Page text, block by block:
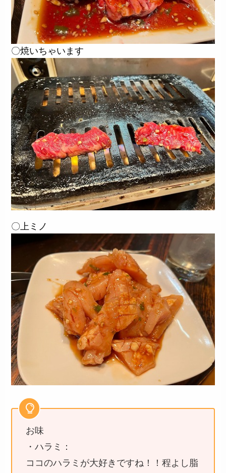
〇焼いちゃいます
〇上ミノ
お味
・ハラミ：
ココのハラミが大好きですね！！程よし脂